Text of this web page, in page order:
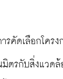
คัดเลือกโครง
มิตรกับสิ่งแวดล้